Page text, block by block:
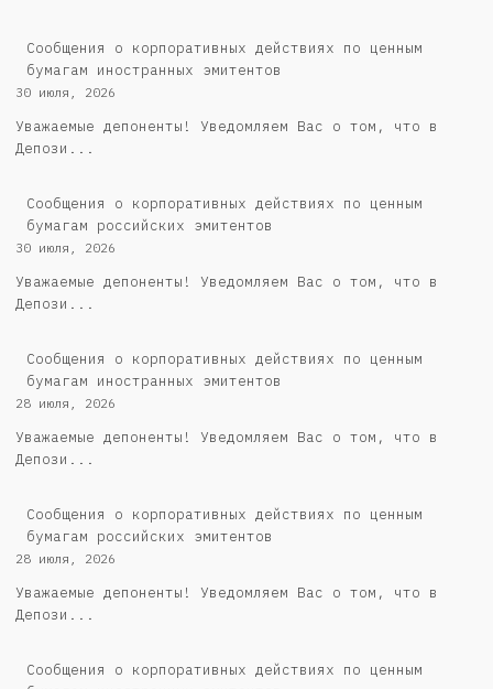
Сообщения о корпоративных действиях по ценным
бумагам иностранных эмитентов
30 июля, 2026
Уважаемые депоненты! Уведомляем Вас о том, что в
Депози...
Cообщения о корпоративных действиях по ценным
бумагам российских эмитентов
30 июля, 2026
Уважаемые депоненты! Уведомляем Вас о том, что в
Депози...
Сообщения о корпоративных действиях по ценным
бумагам иностранных эмитентов
28 июля, 2026
Уважаемые депоненты! Уведомляем Вас о том, что в
Депози...
Cообщения о корпоративных действиях по ценным
бумагам российских эмитентов
28 июля, 2026
Уважаемые депоненты! Уведомляем Вас о том, что в
Депози...
Сообщения о корпоративных действиях по ценным